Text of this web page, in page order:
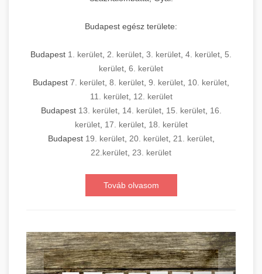
Budapest egész területe:
Budapest 1. kerület, 2. kerület, 3. kerület, 4. kerület, 5.
kerület, 6. kerület
Budapest 7. kerület, 8. kerület, 9. kerület, 10. kerület,
11. kerület, 12. kerület
Budapest 13. kerület, 14. kerület, 15. kerület, 16.
kerület, 17. kerület, 18. kerület
Budapest 19. kerület, 20. kerület, 21. kerület,
22.kerület, 23. kerület
Továb olvasom